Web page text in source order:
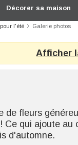
Décorer sa maison
l'été Galerie photos
Afficher
de fleurs
Ce qui ajoute au
d'automne.